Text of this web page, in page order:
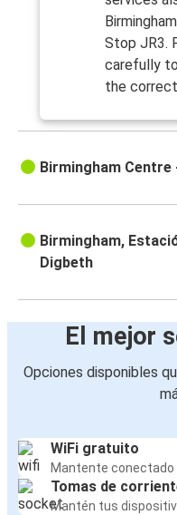
Stop JR3.
carefully
the
Birmingham Centre
Birmingham,
Digbeth
El mejor
Opciones disponibles
WiFi gratuito
Mantente conectado
Tomas de
Mantén tus